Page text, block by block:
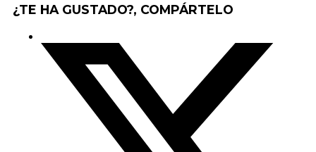
¿TE HA GUSTADO?, COMPÁRTELO